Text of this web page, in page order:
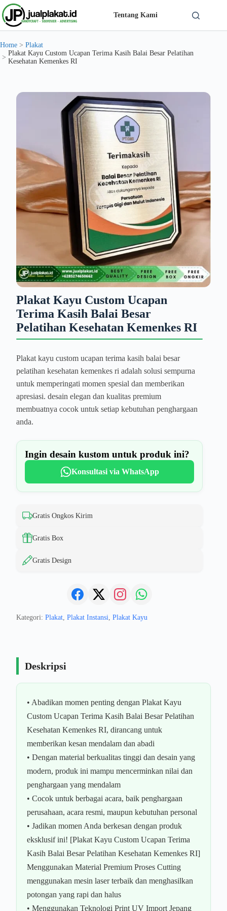
Skip
to
content
Solusi Custom Plakat Nomer 1 di Indonesia - jualplakat.id
Tentang Kami
Home > Plakat
>
Plakat Kayu Custom Ucapan Terima Kasih Balai Besar Pelatihan
Kesehatan Kemenkes RI
Plakat Kayu Custom Ucapan
Terima Kasih Balai Besar
Pelatihan Kesehatan Kemenkes RI
Plakat kayu custom ucapan terima kasih balai besar
pelatihan kesehatan kemenkes ri adalah solusi sempurna
untuk memperingati momen spesial dan memberikan
apresiasi. desain elegan dan kualitas premium
membuatnya cocok untuk setiap kebutuhan penghargaan
anda.
Ingin desain kustom untuk produk ini?
Konsultasi via WhatsApp
Gratis Ongkos Kirim
Gratis Box
Gratis Design
Kategori: Plakat Plakat Instansi Plakat Kayu
Deskripsi
• Abadikan momen penting dengan Plakat Kayu
Custom Ucapan Terima Kasih Balai Besar Pelatihan
Kesehatan Kemenkes RI, dirancang untuk
memberikan kesan mendalam dan abadi
• Dengan material berkualitas tinggi dan desain yang
modern, produk ini mampu mencerminkan nilai dan
penghargaan yang mendalam
• Cocok untuk berbagai acara, baik penghargaan
perusahaan, acara resmi, maupun kebutuhan personal
• Jadikan momen Anda berkesan dengan produk
eksklusif ini! [Plakat Kayu Custom Ucapan Terima
Kasih Balai Besar Pelatihan Kesehatan Kemenkes RI]
Menggunakan Material Premium Proses Cutting
menggunakan mesin laser terbaik dan menghasilkan
potongan yang rapi dan halus
• Menggunakan Teknologi Print UV Import Jepang